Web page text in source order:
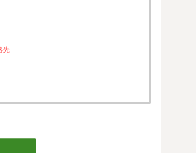
先
用検知・防止のために、お客様が利用され